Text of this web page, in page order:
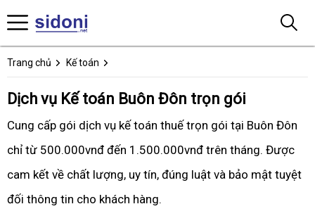
Trang chủ Kế toán
Dịch vụ Kế toán Buôn Đôn trọn gói
Cung cấp gói dịch vụ kế toán thuế trọn gói tại Buôn Đôn
chỉ từ 500.000vnđ đến 1.500.000vnđ trên tháng. Được
cam kết về chất lượng, uy tín, đúng luật và bảo mật tuyệt
đối thông tin cho khách hàng.